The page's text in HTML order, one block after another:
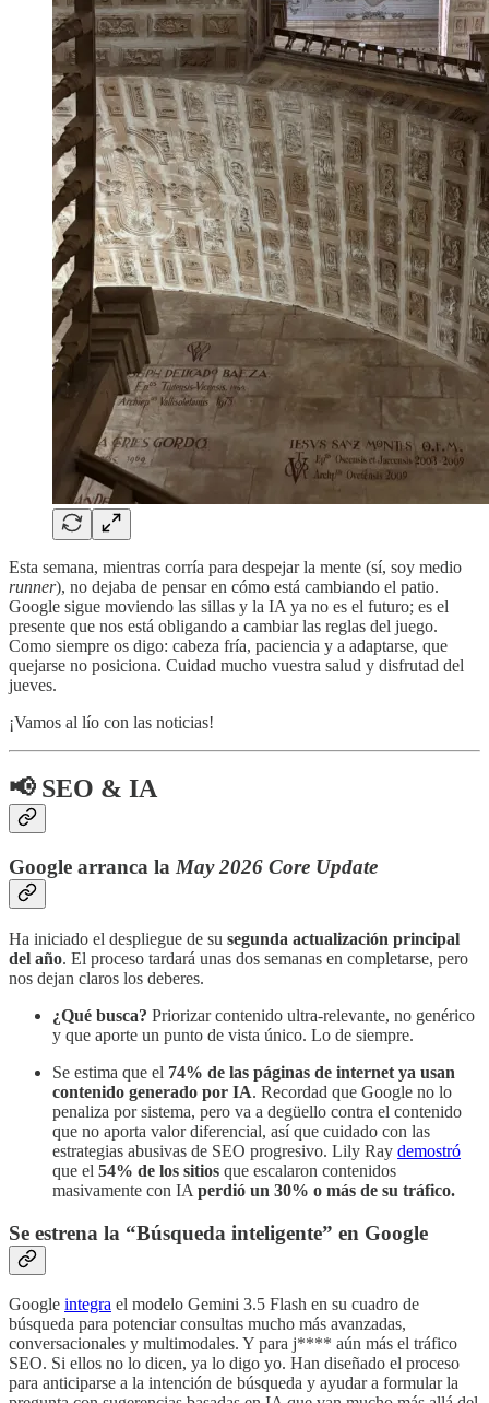
Esta semana, mientras corría para despejar la mente (sí, soy medio
runner), no dejaba de pensar en cómo está cambiando el patio.
Google sigue moviendo las sillas y la IA ya no es el futuro; es el
presente que nos está obligando a cambiar las reglas del juego.
Como siempre os digo: cabeza fría, paciencia y a adaptarse, que
quejarse no posiciona. Cuidad mucho vuestra salud y disfrutad del
jueves.
¡Vamos al lío con las noticias!
📢 SEO & IA
Google arranca la May 2026 Core Update
Ha iniciado el despliegue de su segunda actualización principal
del año. El proceso tardará unas dos semanas en completarse, pero
nos dejan claros los deberes.
¿Qué busca? Priorizar contenido ultra-relevante, no genérico
y que aporte un punto de vista único. Lo de siempre.
Se estima que el 74% de las páginas de internet ya usan
contenido generado por IA. Recordad que Google no lo
penaliza por sistema, pero va a degüello contra el contenido
que no aporta valor diferencial, así que cuidado con las
estrategias abusivas de SEO progresivo. Lily Ray demostró
que el 54% de los sitios que escalaron contenidos
masivamente con IA perdió un 30% o más de su tráfico.
Se estrena la “Búsqueda inteligente” en Google
Google integra el modelo Gemini 3.5 Flash en su cuadro de
búsqueda para potenciar consultas mucho más avanzadas,
conversacionales y multimodales. Y para j**** aún más el tráfico
SEO. Si ellos no lo dicen, ya lo digo yo. Han diseñado el proceso
para anticiparse a la intención de búsqueda y ayudar a formular la